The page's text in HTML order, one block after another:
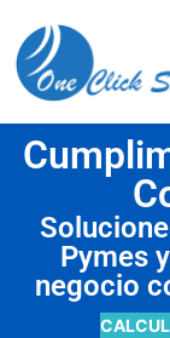
Pymes
negocio